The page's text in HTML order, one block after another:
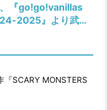
『go!go!vanillas
2025』より武道
源「Lab. (Live at
SCARY MONSTERS